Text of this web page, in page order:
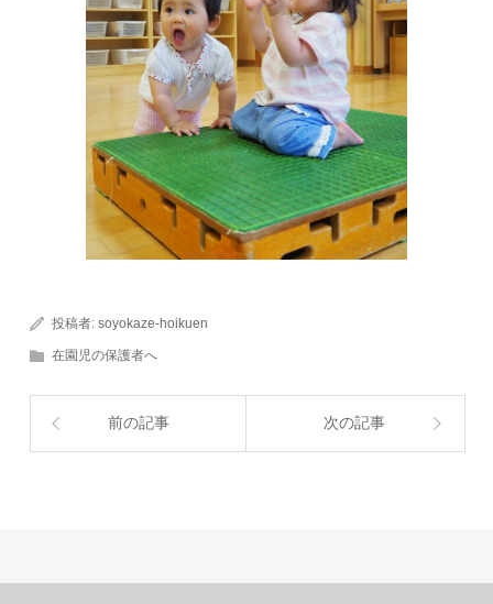
投稿者:soyokaze-hoikuen
在園児の保護者へ
前の記事 次の記事